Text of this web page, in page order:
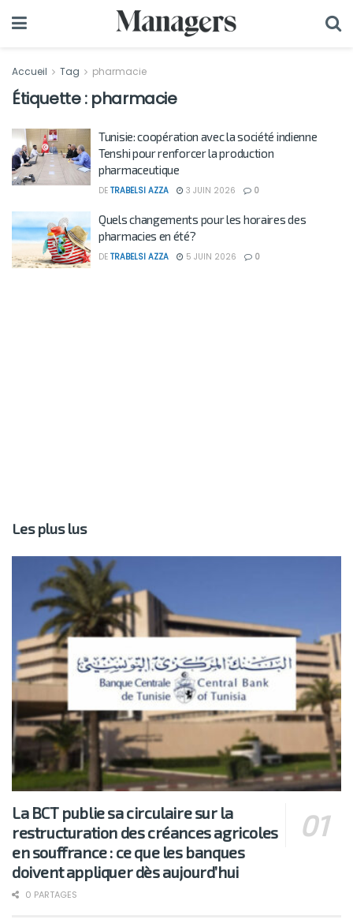
Accueil Tag pharmacie
Étiquette : pharmacie
Tunisie: coopération avec la société indienne
Tenshi pour renforcer la production
pharmaceutique
DE TRABELSI AZZA 3 JUIN 2026 0
Quels changements pour les horaires des
pharmacies en été?
DE TRABELSI AZZA 5 JUIN 2026 0
Les plus lus
La BCT publie sa circulaire sur la
restructuration des créances agricoles
en souffrance : ce que les banques
doivent appliquer dès aujourd’hui
0 PARTAGES